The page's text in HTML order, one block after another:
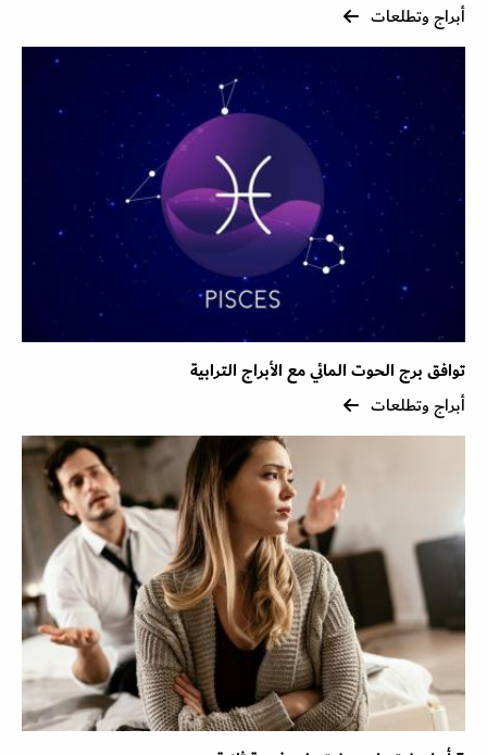
أبراج وتطلعات
توافق برج الحوت المائي مع الأبراج الترابية
أبراج وتطلعات